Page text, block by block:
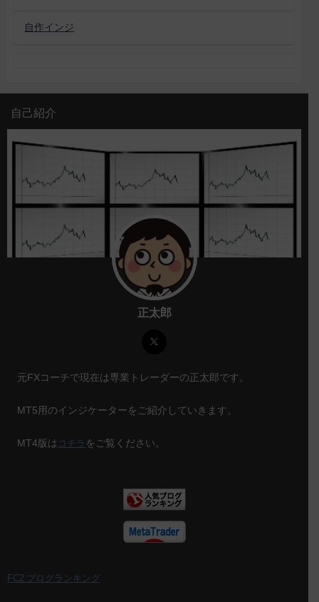
自作インジ
自己紹介
正太郎
元FXコーチで現在は専業トレーダーの正太郎です。
MT5用のインジケーターをご紹介していきます。
MT4版は コチラ をご覧ください。
FC2 ブログランキング